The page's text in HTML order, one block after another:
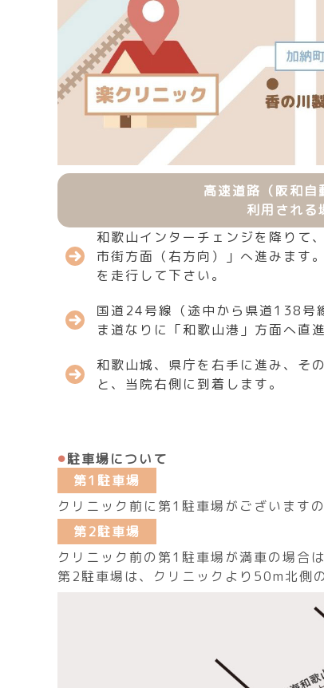
高速道路（阪和自
利用される
和歌山インターチェンジを降りて
市街方面（右方向）」へ進みます
を走行して下さい。
国道24号線（途中から県道138号
ま道なりに「和歌山港」方面へ直
和歌山城、県庁を右手に進み、そ
と、当院右側に到着します。
駐車場について
第1駐車場
クリニック前に第1駐車場がございます
第2駐車場
クリニック前の第1駐車場が満車の場合
第2駐車場は、クリニックより50m北側